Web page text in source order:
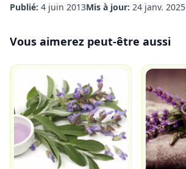
Publié: 4 juin 2013Mis à jour: 24 janv. 2025
Vous aimerez peut-être aussi